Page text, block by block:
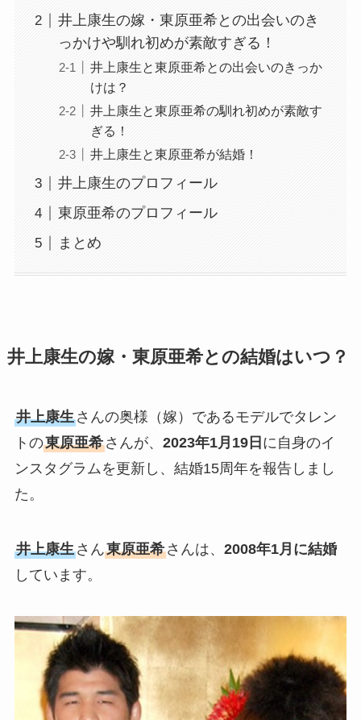
井上康生の嫁・東原亜希との出会いのき
っかけや馴れ初めが素敵すぎる！
井上康生と東原亜希との出会いのきっか
けは？
井上康生と東原亜希の馴れ初めが素敵す
ぎる！
井上康生と東原亜希が結婚！
井上康生のプロフィール
東原亜希のプロフィール
まとめ
井上康生の嫁・東原亜希との結婚はいつ？
井上康生さんの奥様（嫁）であるモデルでタレン
トの東原亜希さんが、 2023年1月19日 に自身のイ
ンスタグラムを更新し、結婚15周年を報告しまし
た。
井上康生さん東原亜希さんは、 2008年1月に結婚
しています。